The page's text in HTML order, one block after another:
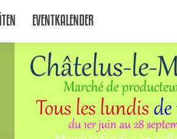
EVENTKALENDER